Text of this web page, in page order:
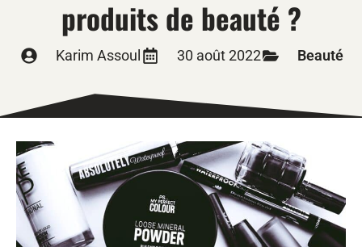
produits de beauté ?
Karim Assoul 30 août 2022 Beauté